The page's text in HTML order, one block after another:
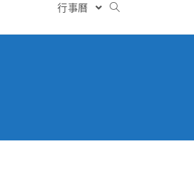
行事曆